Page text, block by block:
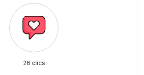
26 clics